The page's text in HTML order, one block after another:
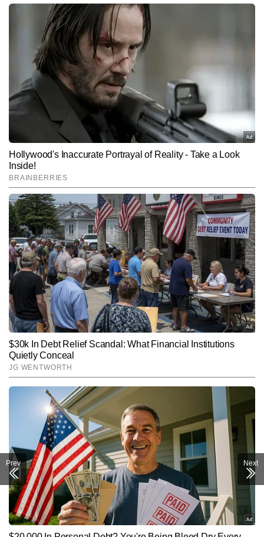
वर्षा कुशवाहा AUTHOR
वर्षा कुशवाहा टाइम्स नाउ नवभारत डिजिटल की एजुकेशन डेस्क पर बतौर कॉपी
एडिटर कार्यरत हैं और पिछले 5 वर्षों से मीडिया में सक्रिय हैं। जर्नलिज़्म में पोस्ट
ग्रेजुएशन डिप्लोमा पूरा करने के बाद उन्होंने न्यूज रूम में तेजी, सटीकता और गहराई
के साथ काम करते हुए अपनी मजबूत संपादकीय पहचान बनाई है। वर्षा की
विशेषज्ञता हाइपर-लोकल खबरों, इवेंट कवरेज और स्टेट पॉलिटिक्स से जुड़ी रिपोर्टिंग
में भी है।  अब तक वर्षा कुशवाहा 8,000 से अधिक खबरें लिख चुकी हैं, जिनमें कई
अहम लोकल रिपोर्ट्स, एजुकेशन और करियर की खबरें तथा फीचर-आधारित
स्टोरीज शामिल हैं।
Follow Us:
Subscribe to our daily Newsletter!
SUBMIT
Prev Next